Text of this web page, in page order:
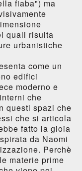
fiaba") ma
quali risulta
urbanistiche
come un
edifici
moderno e
che
questi spazi che
che si articola
fatto la gioia
da Naomi
Perchè
materie prime